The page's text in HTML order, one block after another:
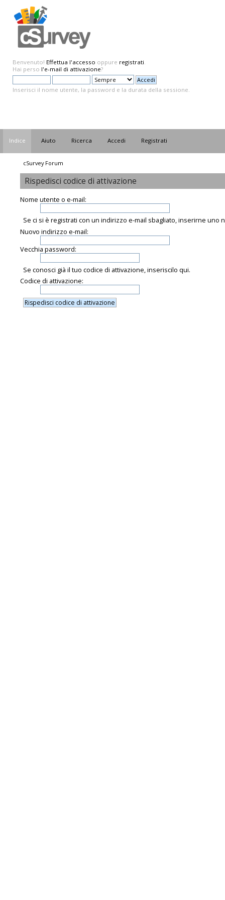
Benvenuto! Effettua l'accesso oppure registrati.
Hai perso l'e-mail di attivazione?
Inserisci il nome utente, la password e la durata della sessione.
Indice Aiuto Ricerca Accedi Registrati
cSurvey Forum
Rispedisci codice di attivazione
Nome utente o e-mail:
Se ci si è registrati con un indirizzo e-mail sbagliato, inserirne uno
Nuovo indirizzo e-mail:
Vecchia password:
Se conosci già il tuo codice di attivazione, inseriscilo qui.
Codice di attivazione: